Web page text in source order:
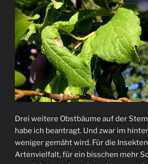
Drei weitere Obstbäume auf der
habe ich beantragt. Und zwar im
weniger gemäht wird. Für die
Artenvielfalt, für ein bisschen mehr